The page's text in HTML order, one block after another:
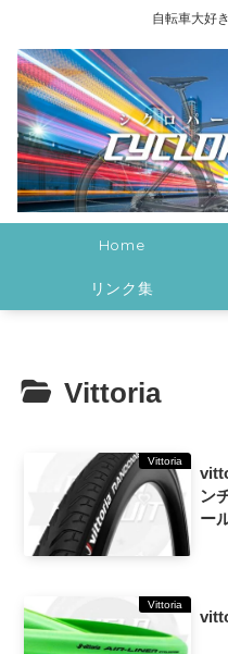
自転車大好
Home
リンク集
Vittoria
Vittoria
ン
ー
Vittoria